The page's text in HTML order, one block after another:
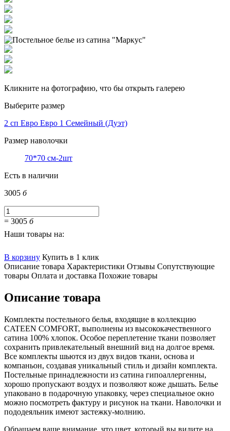
Кликните на фотографию, что бы открыть галерею
Выберите размер
2 сп Евро Евро 1 Семейный (Дуэт)
Размер наволочки
70*70 см-2шт
Есть в наличии
3005 б
= 3005 б
Наши товары на:
В корзину Купить в 1 клик
Описание товара Характеристики Отзывы Сопутствующие
товары Оплата и доставка Похожие товары
Описание товара
Комплекты постельного белья, входящие в коллекцию
CATEEN COMFORT, выполнены из высококачественного
сатина 100% хлопок. Особое переплетение ткани позволяет
сохранить привлекательный внешний вид на долгое время.
Все комплекты шьются из двух видов ткани, основа и
компаньон, создавая уникальный стиль и дизайн комплекта.
Постельные принадлежности из сатина гипоаллергенны,
хорошо пропускают воздух и позволяют коже дышать. Белье
упаковано в подарочную упаковку, через специальное окно
можно посмотреть фактуру и рисунок на ткани. Наволочки и
пододеяльник имеют застежку-молнию.
Обращаем ваше внимание, что цвет, который вы видите на